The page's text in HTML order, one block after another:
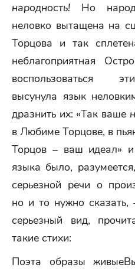
народность! Но
неловко вытащена на
Торцова и так
неблагоприятная
воспользоваться
высунула язык
дразнить их: «Так ваше
в Любиме Торцове, в
Торцов – ваш идеал»
языка было,
серьезной речи о
но и то нужно сказать,
серьезный вид,
такие стихи:
Поэта образы